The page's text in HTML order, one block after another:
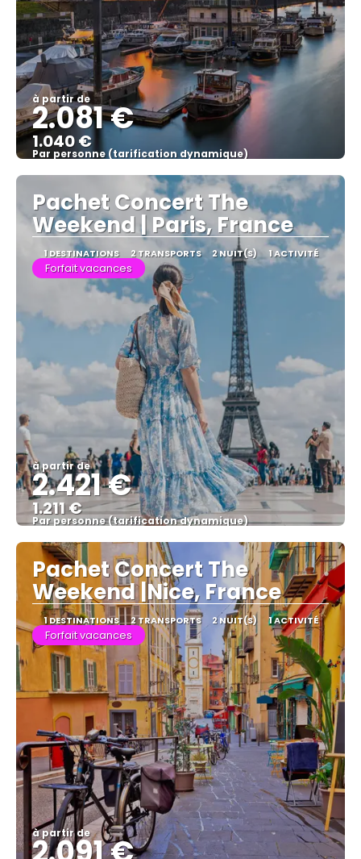
à partir de
2.081 €
1.040 €
Par personne (tarification dynamique)
Afficher
Pachet Concert The
Weekend | Paris, France
1 DESTINATIONS 2 TRANSPORTS 2 NUIT(S) 1 ACTIVITÉ
Forfait vacances
à partir de
2.421 €
1.211 €
Par personne (tarification dynamique)
Afficher
Pachet Concert The
Weekend |Nice, France
1 DESTINATIONS 2 TRANSPORTS 2 NUIT(S) 1 ACTIVITÉ
Forfait vacances
à partir de